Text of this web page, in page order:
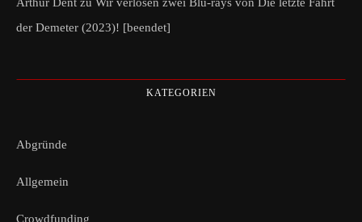
der Demeter (2023)! [beendet]
KATEGORIEN
Abgründe
Allgemein
Crowdfunding